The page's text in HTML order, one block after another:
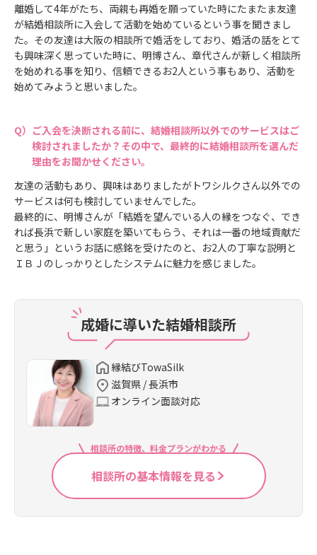
離婚して4年がたち、両親も再婚を願っていた時にたまたま友達
が結婚相談所に入会して活動を始めているという事を聞きまし
た。その友達は大阪の相談所で婚活をしており、婚活の話をとて
も興味深く思っていた時に、明博さん、章代さんが新しく相談所
を始めれる事を知り、信頼できるお2人という事もあり、活動を
始めてみようと思いました。
ご入会を決断される前に、結婚相談所以外でのサービスはご
検討されましたか？その中で、最終的に結婚相談所を選んだ
理由をお聞かせください。
友達の活動もあり、興味はありましたがトワシルクさん以外での
サービスは何も検討していませんでした。
最終的に、明博さんが「結婚を望んでいる人の縁をつなぐ、でき
れば長浜で新しい家庭を築いてもらう、それは一番の地域貢献だ
と思う」というお話に感銘を受けたのと、お2人の丁寧な説明と
ＩＢＪのしっかりとしたシステムに魅力を感じました。
成婚に導いた結婚相談所
縁結びTowaSilk
滋賀県 / 長浜市
オンライン面談対応
相談所の特徴、料金プランがわかる
相談所の基本情報を見る